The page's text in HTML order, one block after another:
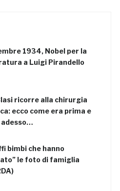
1934, Nobel per la
a Luigi Pirandello
ricorre alla chirurgia
ecco come era prima e
adesso…
bimbi che hanno
le foto di famiglia